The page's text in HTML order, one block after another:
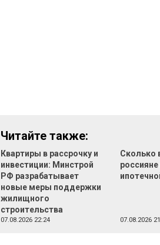
Читайте также:
Квартиры в рассрочку и
инвестиции: Минстрой
РФ разрабатывает
новые меры поддержки
жилищного
строительства
07.08.2026 22:24
Сколько
07.08.2026